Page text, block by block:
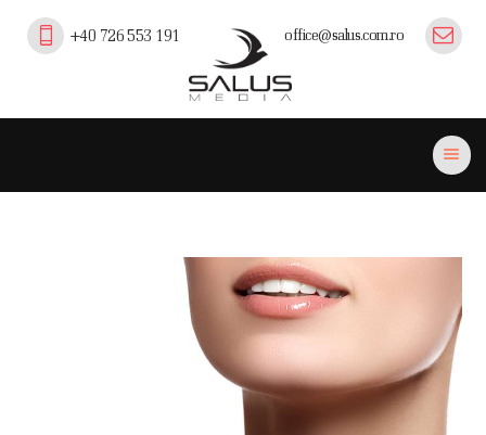
+40 726 553 191 office@salus.com.ro
Salus Media
profesionalism, experienta si inovatie in comunicare pe piata medicala,
ACASĂ
EVENIMENTE
PLATFORMA SALUS
CURSURI EFC/EMC
PUBLICAȚII